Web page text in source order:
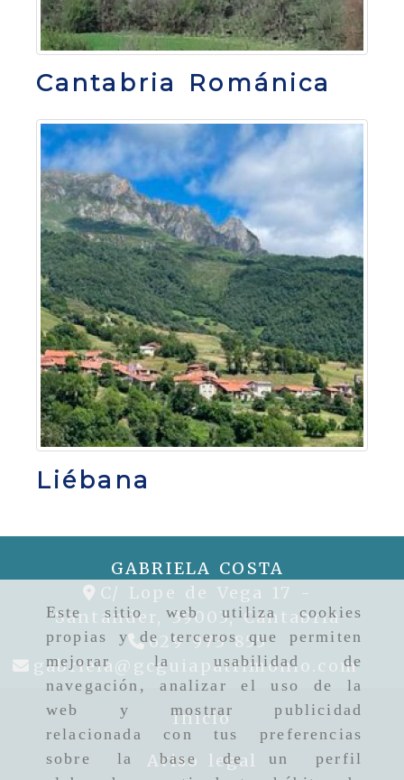
Este sitio web utiliza cookies
propias y de terceros que permiten
mejorar la usabilidad de
navegación, analizar el uso de la
web y mostrar publicidad
relacionada con tus preferencias
sobre la base de un perfil
Cantabria Románica
Liébana
GABRIELA COSTA
C/ Lope de Vega 17 -
Santander,39003,Cantabria
629 973 855
gabriela
gcguiapatrimonio.com
Inicio
Aviso legal